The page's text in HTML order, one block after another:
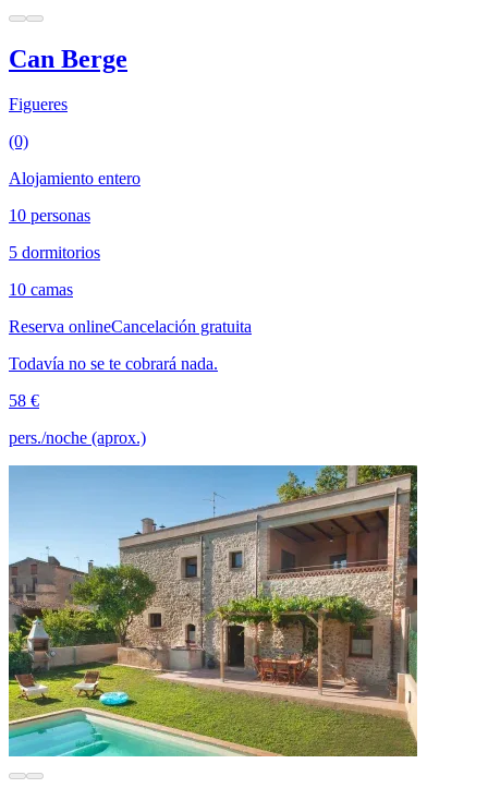
Can Berge
Figueres
(0)
Alojamiento entero
10 personas
5 dormitorios
10 camas
Reserva onlineCancelación gratuita
Todavía no se te cobrará nada.
58 €
pers./noche (aprox.)